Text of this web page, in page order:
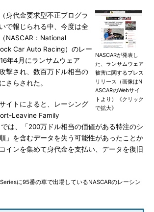
NASCARが発表し
た、ランサムウェア
被害に関するプレス
リリース（画像はN
ASCARのWebサイ
トより）《クリック
で拡大》
身代金要求型不正プログラ
で報じられる中、今度は全
NASCAR：National
Car Auto Racing）のレー
年4月にランサムウェア
撃され、数百万ドル相当の
さらされた。
イトによると、レーシング
Leavine Family
は、「200万ドル相当の価値がある特注のシ
」を含むデータを失う可能性があったことか
インを集めて身代金を支払い、データを復旧
に95番の車で出場しているNASCARのレーシン